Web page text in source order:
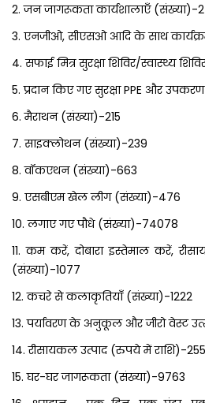
2. जन जागरूकता कार्यशालाएँ (संख्या)-
3. एनजीओ, सीएसओ आदि के साथ
4. सफाई मित्र सुरक्षा शिविर/स्वास्थ्य
5. प्रदान किए गए सुरक्षा PPE और
6. मैराथन (संख्या)-215
7. साइक्लोथन (संख्या)-239
8. वॉकएथन (संख्या)-663
9. एसबीएम खेल लीग (संख्या)-476
10. लगाए गए पौधे (संख्या)-74078
11. कम करें, दोबारा इस्तेमाल करें,
(संख्या)-1077
12. कचरे से कलाकृतियाँ (संख्या)-1222
13. पर्यावरण के अनुकूल और जीरो वेस्ट
14. रीसायकल उत्पाद (रुपये में राशि)-
15. घर-घर जागरूकता (संख्या)-9763